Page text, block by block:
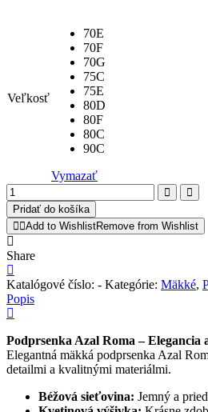
Veľkosť
70E
70F
70G
75C
75E
80D
80F
80C
90C
Vymazať
množstvo
Podprsenka
Azal
Roma
Mäkká
Pridať do košíka
Add to WishlistRemove from Wishlist
Share
Katalógové číslo: - Kategórie: Mäkké,
Popis
Podprsenka Azal Roma – Elegancia
Elegantná mäkká podprsenka Azal
detailmi a kvalitnými materiálmi.
Béžová sieťovina: Jemný a